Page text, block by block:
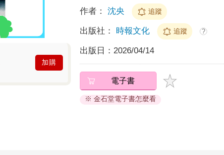
加購
作者： 沈央 追蹤
出版社： 時報文化 追蹤 ?
出版日： 2026/04/14
電子書
※ 金石堂電子書怎麼看